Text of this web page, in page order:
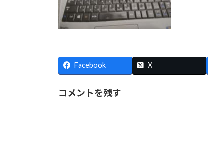
Facebook X
コメントを残す